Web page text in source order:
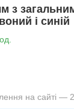
з
і синій
на сайті —